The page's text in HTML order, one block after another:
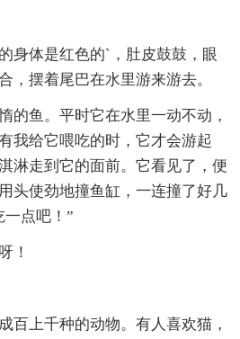
身体是红色的`，肚皮鼓鼓，眼
，摆着尾巴在水里游来游去。
的鱼。平时它在水里一动不动，
我给它喂吃的时，它才会游起
淋走到它的面前。它看见了，便
头使劲地撞鱼缸，一连撞了好几
一点吧！”
！
百上千种的动物。有人喜欢猫，